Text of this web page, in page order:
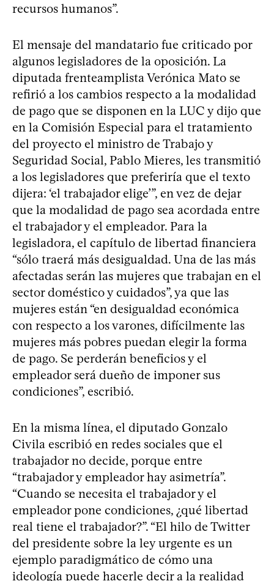
recursos humanos”.
El mensaje del mandatario fue criticado por
algunos legisladores de la oposición. La
diputada frenteamplista Verónica Mato se
refirió a los cambios respecto a la modalidad
de pago que se disponen en la LUC y dijo que
en la Comisión Especial para el tratamiento
del proyecto el ministro de Trabajo y
Seguridad Social, Pablo Mieres, les transmitió
a los legisladores que preferiría que el texto
dijera: ‘el trabajador elige’”, en vez de dejar
que la modalidad de pago sea acordada entre
el trabajador y el empleador. Para la
legisladora, el capítulo de libertad financiera
“sólo traerá más desigualdad. Una de las más
afectadas serán las mujeres que trabajan en el
sector doméstico y cuidados”, ya que las
mujeres están “en desigualdad económica
con respecto a los varones, difícilmente las
mujeres más pobres puedan elegir la forma
de pago. Se perderán beneficios y el
empleador será dueño de imponer sus
condiciones”, escribió.
En la misma línea, el diputado Gonzalo
Civila escribió en redes sociales que el
trabajador no decide, porque entre
“trabajador y empleador hay asimetría”.
“Cuando se necesita el trabajador y el
empleador pone condiciones, ¿qué libertad
real tiene el trabajador?”. “El hilo de Twitter
del presidente sobre la ley urgente es un
ejemplo paradigmático de cómo una
ideología puede hacerle decir a la realidad